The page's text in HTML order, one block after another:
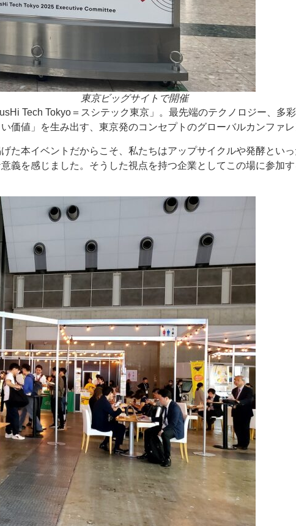
東京ビッグサイトで開催
Tech Tokyo＝スシテック東京」。最先端のテクノロジー、多
価値」を生み出す、東京発のコンセプトのグローバルカンファレ
た本イベントだからこそ、私たちはアップサイクルや発酵とい
義を感じました。そうした視点を持つ企業としてこの場に参加